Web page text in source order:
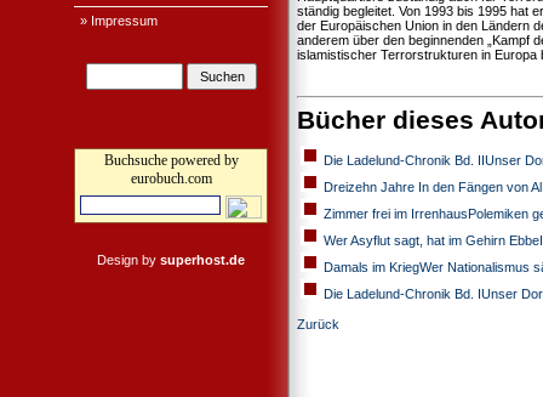
» Impressum
Buchsuche powered by
eurobuch.com
Design by superhost.de
ständig begleitet. Von 1993 bis 1995 hat
der Europäischen Union in den Ländern
anderem über den beginnenden „Kampf
islamistischer Terrorstrukturen in Europa
Bücher dieses
Die Ladelund-Chronik Bd. IIUnser
Dreizehn Jahre In den Fängen von
Zimmer frei im IrrenhausPolemiken
Wer Asyflut sagt, hat im Gehirn
Damals im KriegWer Nationalismus
Die Ladelund-Chronik Bd. IUnser
Zurück